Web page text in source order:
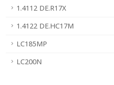
1.4112 DE.R17X
1.4122 DE.HC17M
LC185MP
LC200N